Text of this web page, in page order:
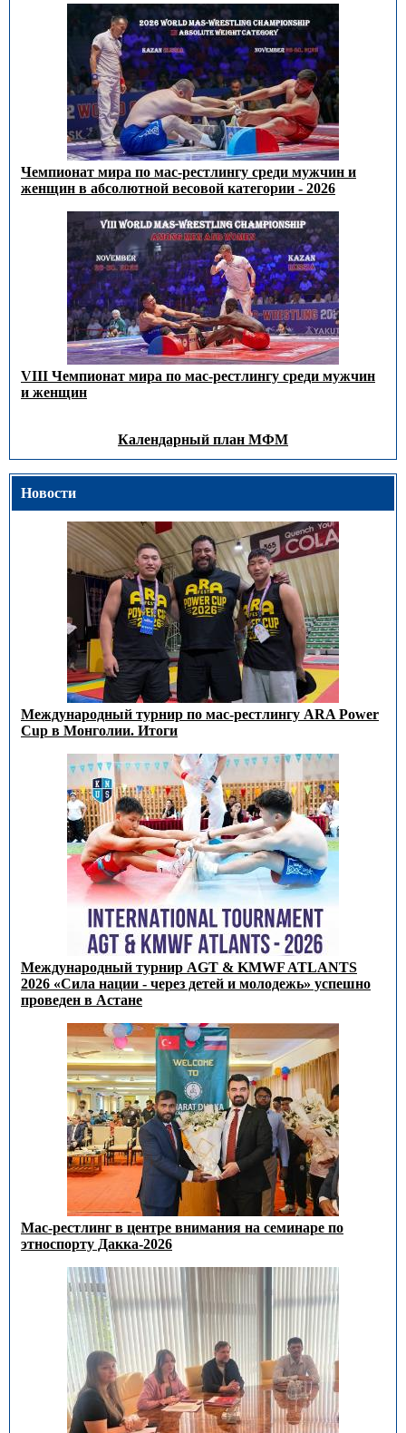
Чемпионат мира по мас-рестлингу среди мужчин и
женщин в абсолютной весовой категории - 2026
VIII Чемпионат мира по мас-рестлингу среди мужчин
и женщин
Календарный план МФМ
Новости
Международный турнир по мас-рестлингу ARA Power
Cup в Монголии. Итоги
Международный турнир AGT & KMWF ATLANTS
2026 «Сила нации - через детей и молодежь» успешно
проведен в Астане
Мас-рестлинг в центре внимания на семинаре по
этноспорту Дакка-2026